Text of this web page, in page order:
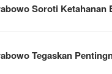
Soroti
Tegaskan